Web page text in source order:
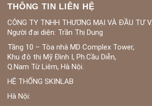
THÔNG TIN LIÊN HỆ
CÔNG TY TNHH THƯƠNG MẠI VÀ ĐẦU TƯ
Người đại diện: Trần Thị Dung
Tầng 10 – Tòa nhà MD Complex Tower,
Khu đô thị Mỹ Đình I, Ph.Cầu Diễn,
Q.Nam Từ Liêm, Hà Nội.
HỆ THỐNG SKINLAB
Hà Nội: